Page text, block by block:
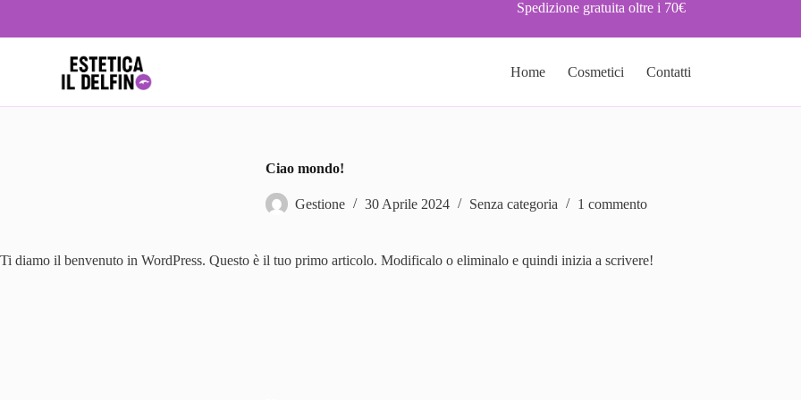
o
Spedizione gratuita oltre i 70€
Home Cosmetici Contatti
Ciao mondo!
Gestione 30 Aprile 2024 Senza categoria 1 commento
Ti diamo il benvenuto in WordPress. Questo è il tuo primo articolo. Modificalo o eliminalo e quindi inizia a scrivere!